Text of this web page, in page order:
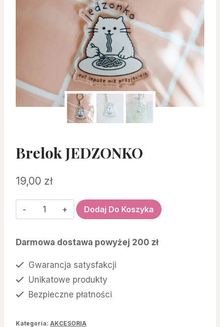
Brelok JEDZONKO
19,00 zł
ilość
brelok
Dodaj Do Koszyka
Darmowa dostawa powyżej 200 zł
Gwarancja satysfakcji
Unikatowe produkty
Bezpieczne płatności
Kategoria: AKCESORIA